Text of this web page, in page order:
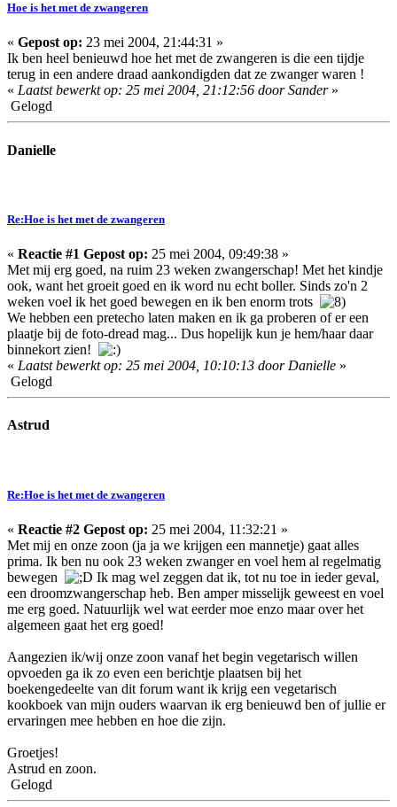
Hoe is het met de zwangeren
« Gepost op: 23 mei 2004, 21:44:31 »
Ik ben heel benieuwd hoe het met de zwangeren is die een tijdje
terug in een andere draad aankondigden dat ze zwanger waren !
« Laatst bewerkt op: 25 mei 2004, 21:12:56 door Sander»
Gelogd
Danielle
Re:Hoe is het met de zwangeren
« Reactie #1 Gepost op: 25 mei 2004, 09:49:38 »
Met mij erg goed, na ruim 23 weken zwangerschap! Met het kindje
ook, want het groeit goed en ik word nu echt boller. Sinds zo'n 2
weken voel ik het goed bewegen en ik ben enorm trots
We hebben een pretecho laten maken en ik ga proberen of er een
plaatje bij de foto-dread mag... Dus hopelijk kun je hem/haar daar
binnekort zien!
« Laatst bewerkt op: 25 mei 2004, 10:10:13 door Danielle »
Gelogd
Astrud
Re:Hoe is het met de zwangeren
« Reactie #2 Gepost op: 25 mei 2004, 11:32:21 »
Met mij en onze zoon (ja ja we krijgen een mannetje) gaat alles
prima. Ik ben nu ook 23 weken zwanger en voel hem al regelmatig
bewegen
Ik mag wel zeggen dat ik, tot nu toe in ieder geval,
een droomzwangerschap heb. Ben amper misselijk geweest en voel
me erg goed. Natuurlijk wel wat eerder moe enzo maar over het
algemeen gaat het erg goed!
Aangezien ik/wij onze zoon vanaf het begin vegetarisch willen
opvoeden ga ik zo even een berichtje plaatsen bij het
boekengedeelte van dit forum want ik krijg een vegetarisch
kookboek van mijn ouders waarvan ik erg benieuwd ben of jullie er
ervaringen mee hebben en hoe die zijn.
Groetjes!
Astrud en zoon.
Gelogd